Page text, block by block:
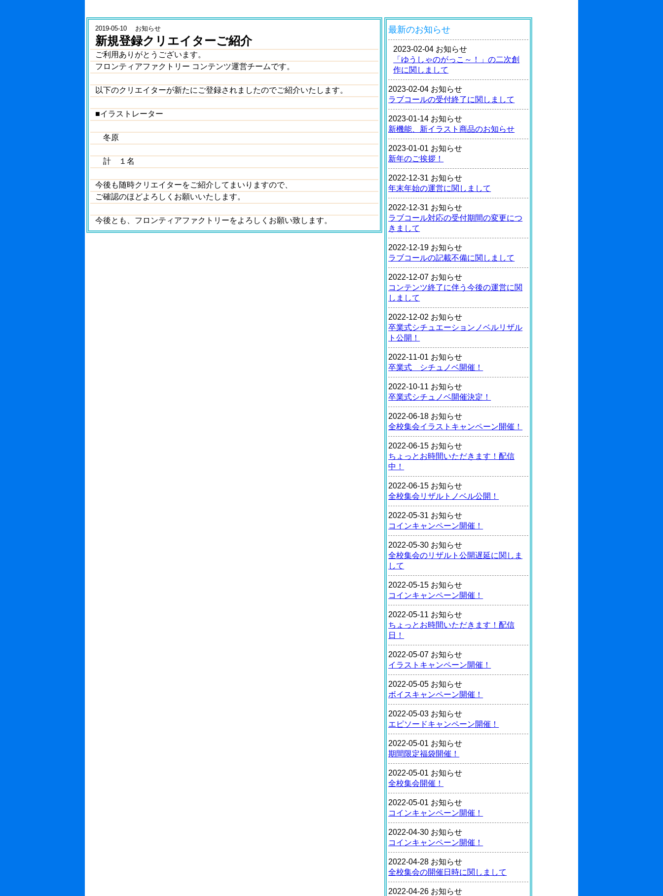
2019-05-10 お知らせ
新規登録クリエイターご紹介
ご利用ありがとうございます。
フロンティアファクトリー コンテンツ運営チームです。
以下のクリエイターが新たにご登録されましたのでご紹介いたします。
■イラストレーター
冬原
計 １名
今後も随時クリエイターをご紹介してまいりますので、
ご確認のほどよろしくお願いいたします。
今後とも、フロンティアファクトリーをよろしくお願い致します。
最新のお知らせ
2023-02-04 お知らせ
「ゆうしゃのがっこ～！」の二次創
作に関しまして
2023-02-04 お知らせ
ラブコールの受付終了に関しまして
2023-01-14 お知らせ
新機能、新イラスト商品のお知らせ
2023-01-01 お知らせ
新年のご挨拶！
2022-12-31 お知らせ
年末年始の運営に関しまして
2022-12-31 お知らせ
ラブコール対応の受付期間の変更につ
きまして
2022-12-19 お知らせ
ラブコールの記載不備に関しまして
2022-12-07 お知らせ
コンテンツ終了に伴う今後の運営に関
しまして
2022-12-02 お知らせ
卒業式シチュエーションノベルリザル
ト公開！
2022-11-01 お知らせ
卒業式 シチュノベ開催！
2022-10-11 お知らせ
卒業式シチュノベ開催決定！
2022-06-18 お知らせ
全校集会イラストキャンペーン開催！
2022-06-15 お知らせ
ちょっとお時間いただきます！配信
中！
2022-06-15 お知らせ
全校集会リザルトノベル公開！
2022-05-31 お知らせ
コインキャンペーン開催！
2022-05-30 お知らせ
全校集会のリザルト公開遅延に関しま
して
2022-05-15 お知らせ
コインキャンペーン開催！
2022-05-11 お知らせ
ちょっとお時間いただきます！配信
日！
2022-05-07 お知らせ
イラストキャンペーン開催！
2022-05-05 お知らせ
ボイスキャンペーン開催！
2022-05-03 お知らせ
エピソードキャンペーン開催！
2022-05-01 お知らせ
期間限定福袋開催！
2022-05-01 お知らせ
全校集会開催！
2022-05-01 お知らせ
コインキャンペーン開催！
2022-04-30 お知らせ
コインキャンペーン開催！
2022-04-28 お知らせ
全校集会の開催日時に関しまして
2022-04-26 お知らせ